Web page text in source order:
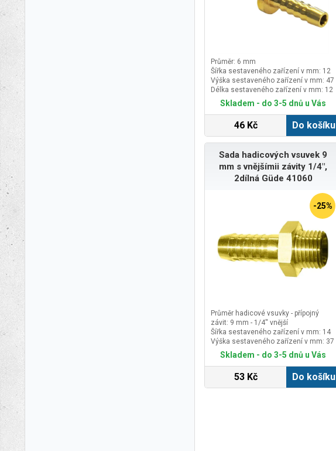
Průměr: 6 mm
Šířka sestaveného zařízení v mm: 12
Výška sestaveného zařízení v mm: 47
Délka sestaveného zařízení v mm: 12
Skladem - do 3-5 dnů u Vás
46 Kč Do košíku
Sada hadicových vsuvek 9
mm s vnějšímii závity 1/4",
2dílná Güde 41060
-25%
Průměr hadicové vsuvky - přípojný
závit: 9 mm - 1/4'' vnější
Šířka sestaveného zařízení v mm: 14
Výška sestaveného zařízení v mm: 37
Délka sestaveného zařízení v mm: 16
Skladem - do 3-5 dnů u Vás
53 Kč Do košíku